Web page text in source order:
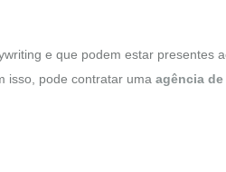
e que podem estar presentes
isso, pode contratar uma agência de